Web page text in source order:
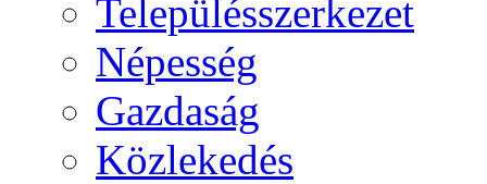
Településszerkezet
Népesség
Gazdaság
Közlekedés